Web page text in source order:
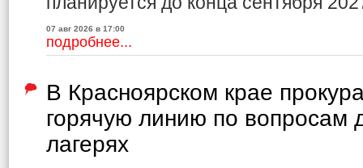
07 авг 2026 в 17:00
подробнее...
В Красноярском крае
горячую линию по вопросам
лагерях